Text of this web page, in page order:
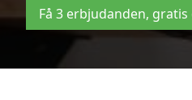
Få 3 erbjudanden,